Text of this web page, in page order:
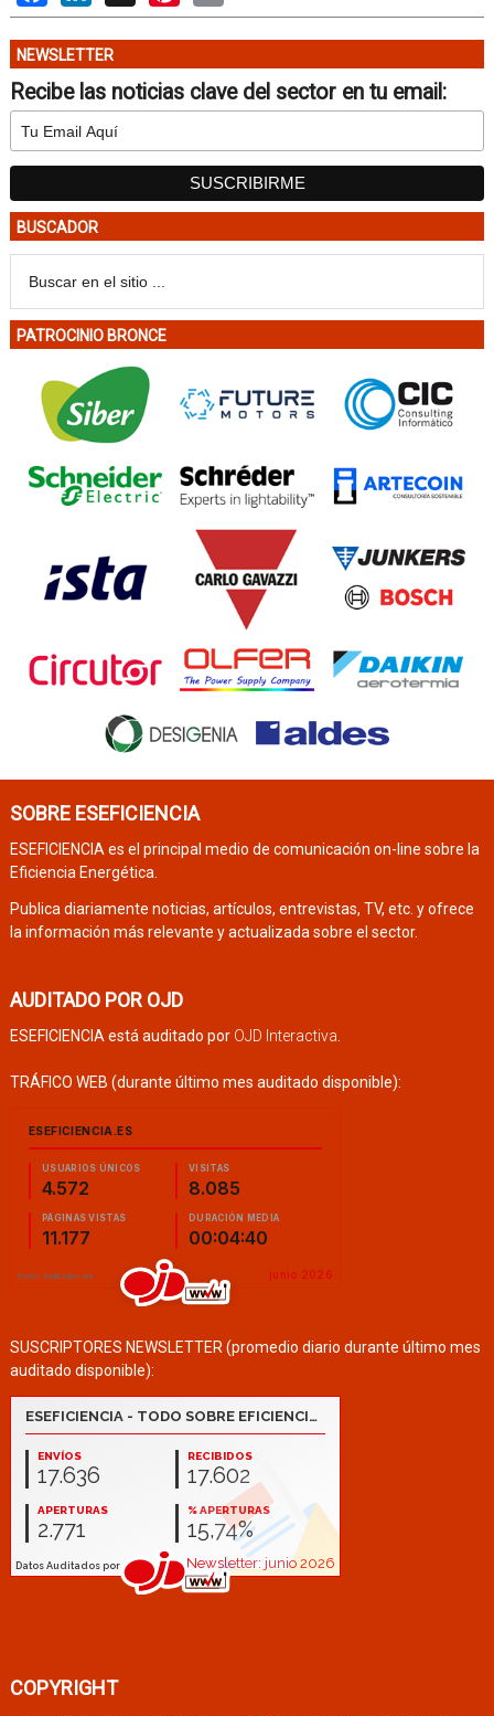
NEWSLETTER
Recibe las noticias clave del sector en tu email:
BUSCADOR
PATROCINIO BRONCE
SOBRE ESEFICIENCIA
ESEFICIENCIA es el principal medio de comunicación on-line sobre la
Eficiencia Energética.
Publica diariamente noticias, artículos, entrevistas, TV, etc. y ofrece
la información más relevante y actualizada sobre el sector.
AUDITADO POR OJD
ESEFICIENCIA está auditado por OJD Interactiva
TRÁFICO WEB (durante último mes auditado disponible):
SUSCRIPTORES NEWSLETTER (promedio diario durante último mes
auditado disponible):
COPYRIGHT